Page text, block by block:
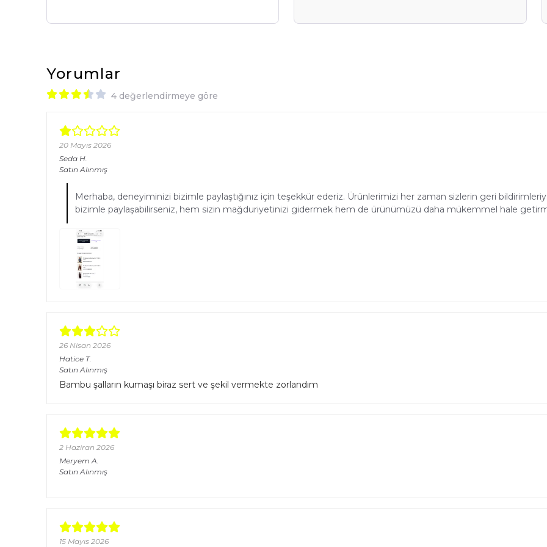
Yorumlar
4 değerlendirmeye göre
20 Mayıs 2026
Seda H.
Satın Alınmış
Merhaba, deneyiminizi bizimle paylaştığınız için teşekkür ederiz. Ürünlerimizi her zaman sizlerin geri
bizimle paylaşabilirseniz, hem sizin mağduriyetinizi gidermek hem de ürünümüzü daha mükemmel hale
26 Nisan 2026
Hatice T.
Satın Alınmış
Bambu şalların kumaşı biraz sert ve şekil vermekte zorlandım
2 Haziran 2026
Meryem A.
Satın Alınmış
15 Mayıs 2026
E-posta adresinizi girerek pazarlama ve
edersiniz ve Gizlilik Politikamızı okuduğunuzu